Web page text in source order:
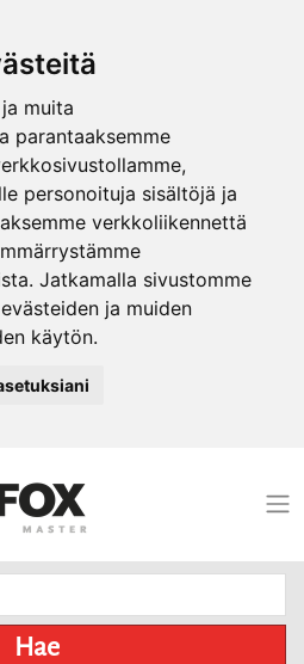
muita
parantaaksemme
personoituja sisältöjä ja
verkkoliikennettä
Jatkamalla sivustomme
ja muiden
käytön.
Hae